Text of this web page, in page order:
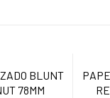
BLUNT
78MM